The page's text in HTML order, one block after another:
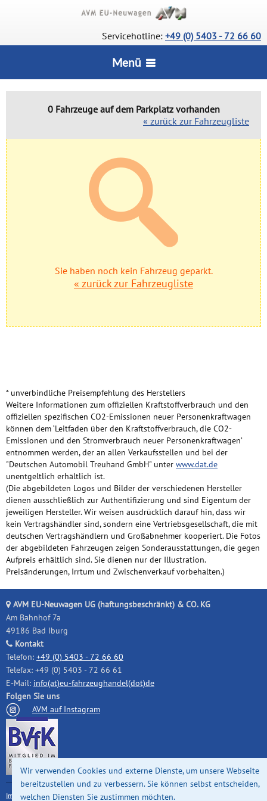
Servicehotline: +49 (0) 5403 - 72 66 60
Menü
Deutsche Neuwagen
SERVICE
Wie bestelle ich?
Vorteile
Rückrufservice
Lieferstatus
Häufige Fragen
INFORMATIONEN
Wir über uns
Impressum
UNSERE AUSZEICHNUNGEN
0 Fahrzeuge auf dem Parkplatz vorhanden
« zurück zur Fahrzeugliste
Sie haben noch kein Fahrzeug geparkt.
« zurück zur Fahrzeugliste
* unverbindliche Preisempfehlung des Herstellers
Weitere Informationen zum offiziellen Kraftstoffverbrauch und den
offiziellen spezifischen CO2-Emissionen neuer Personenkraftwagen
können dem ‘Leitfaden über den Kraftstoffverbrauch, die CO2-
Emissionen und den Stromverbrauch neuer Personenkraftwagen’
entnommen werden, der an allen Verkaufsstellen und bei der
"Deutschen Automobil Treuhand GmbH" unter www.dat.de
unentgeltlich erhältlich ist.
(Die abgebildeten Logos und Bilder der verschiedenen Hersteller
dienen ausschließlich zur Authentifizierung und sind Eigentum der
jeweiligen Hersteller. Wir weisen ausdrücklich darauf hin, dass wir
kein Vertragshändler sind, sondern eine Vertriebsgesellschaft, die mit
deutschen Vertragshändlern und Großabnehmer kooperiert. Die Fotos
der abgebildeten Fahrzeugen zeigen Sonderausstattungen, die gegen
Aufpreis erhältlich sind. Sie dienen nur der Illustration.
Preisänderungen, Irrtum und Zwischenverkauf vorbehalten.)
AVM EU-Neuwagen UG (haftungsbeschränkt) & CO. KG
Am Bahnhof 7a
49186 Bad Iburg
Kontakt
Telefon: +49 (0) 5403 - 72 66 60
Telefax: +49 (0) 5403 - 72 66 61
E-Mail: info(at)eu-fahrzeughandel(dot)de
Folgen Sie uns
AVM auf Instagram
Impressum|Datenschutz| Cookie-Einstellungen ändern
Wir verwenden Cookies und externe Dienste, um unsere Webseite
bereitzustellen und zu verbessern. Sie können selbst entscheiden,
welchen Diensten Sie zustimmen möchten.